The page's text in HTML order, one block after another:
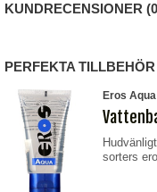
KUNDRECENSIONER
PERFEKTA TILLBEHÖR
Eros Aqua
sorters